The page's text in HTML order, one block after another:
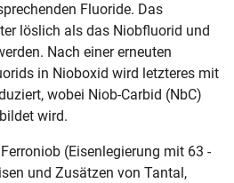
Fluoride. Das
löslich als das Niobfluorid und
Nach einer erneuten
in Nioboxid wird letzteres mit
wobei Niob-Carbid (NbC)
wird.
(Eisenlegierung mit 63 -
und Zusätzen von Tantal,